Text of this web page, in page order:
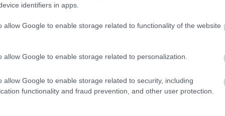
identifiers in apps.
allow Google to enable storage related to functionality of the website
allow Google to enable storage related to personalization.
allow Google to enable storage related to security, including
functionality and fraud prevention, and other user protection.
News